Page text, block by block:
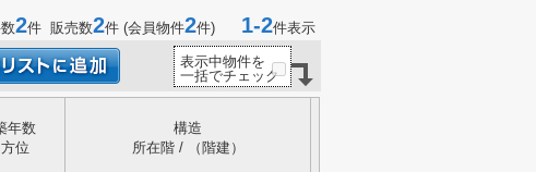
2件 販売数2件 (会員物件2件) 1-2件表示
表示中物件を
一括でチェック
年数
方位
構造
所在階 / （階建）